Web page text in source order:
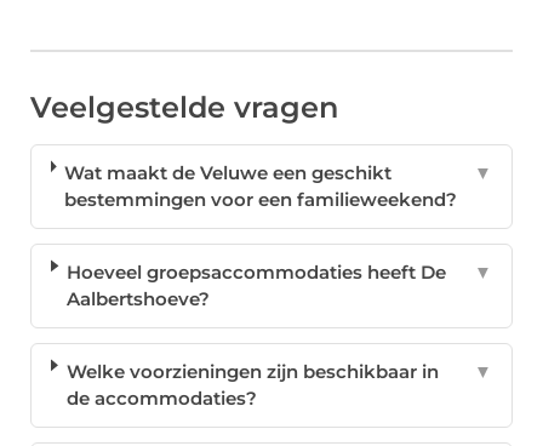
Veelgestelde vragen
Wat maakt de Veluwe een geschikt
bestemmingen voor een familieweekend?
▼
Hoeveel groepsaccommodaties heeft De
Aalbertshoeve?
▼
Welke voorzieningen zijn beschikbaar in
de accommodaties?
▼